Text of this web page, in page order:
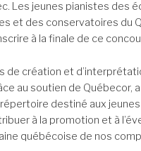
Les jeunes pianistes des
et des conservatoires du
à la finale de ce
de création et
au soutien de Québecor,
répertoire destiné aux
à la promotion et à
québécoise de nos